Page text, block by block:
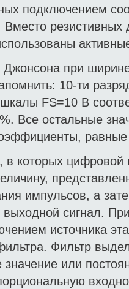
подключением
Вместо
при
10-ти
FS=10 В
Все остальные
равные
которых цифровой
импульсов, а
выходной сигнал.
источника
Фильтр
значение или